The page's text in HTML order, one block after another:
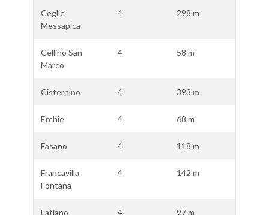
Ceglie
Messapica
4 298 m
Cellino San
Marco
4 58 m
Cisternino 4 393 m
Erchie 4 68 m
Fasano 4 118 m
Francavilla
Fontana
4 142 m
Latiano 4 97 m